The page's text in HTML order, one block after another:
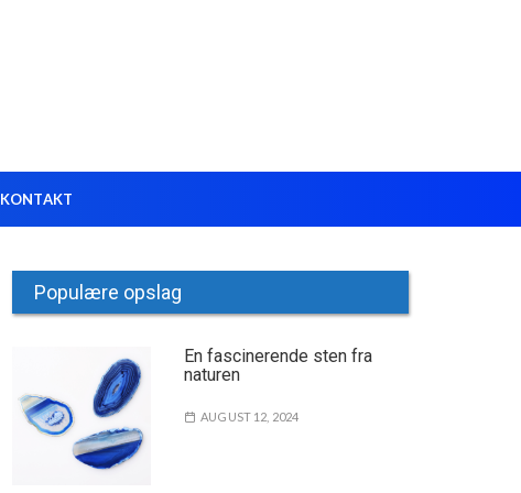
KONTAKT
Populære opslag
En fascinerende sten fra
naturen
AUGUST 12, 2024